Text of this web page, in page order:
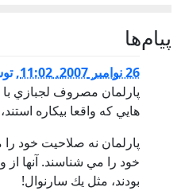
پيام‌ها
26 نوامبر 2007, 11:02 ,
پارلمان مصروف لجبازي
هايي كه واقعا بيكاره
پارلمان نه صلاحيت خود
خود را مي شناسند. آنها از
بودند، مثل يك سارنوال!